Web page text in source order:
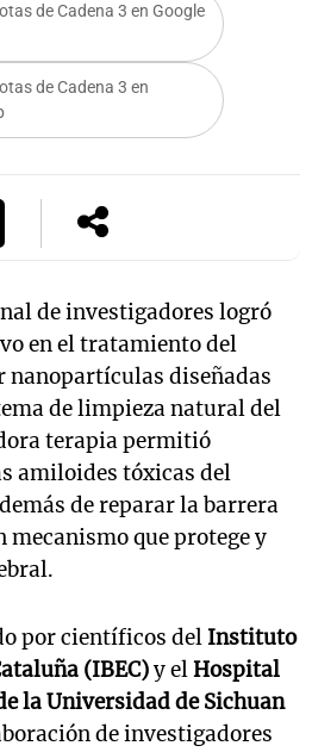
de Cadena 3 en Google
de Cadena 3 en
de investigadores logró
en el tratamiento del
nanopartículas diseñadas
de limpieza natural del
terapia permitió
amiloides tóxicas del
de reparar la barrera
que protege y
por científicos del Instituto
(IBEC)y elHospital
la Universidad de Sichuan
de investigadores